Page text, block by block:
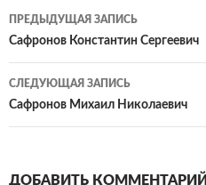
Навигация
по
записям
ПРЕДЫДУЩАЯ ЗАПИСЬ
Сафронов Константин Сергеевич
СЛЕДУЮЩАЯ ЗАПИСЬ
Сафронов Михаил Николаевич
ДОБАВИТЬ КОММЕНТАРИЙ